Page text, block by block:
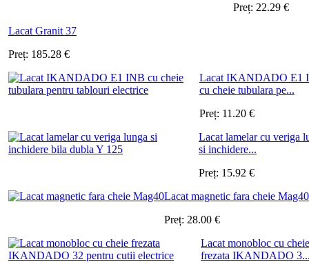
Preț: 22.29 €
Lacat Granit 37
Preț: 185.28 €
Lacat IKANDADO E1
cu cheie tubulara pe...
Preț: 11.20 €
Lacat lamelar cu veriga
si inchidere...
Preț: 15.92 €
Lacat magnetic fara cheie Mag40
Preț: 28.00 €
Lacat monobloc cu cheie
frezata IKANDADO